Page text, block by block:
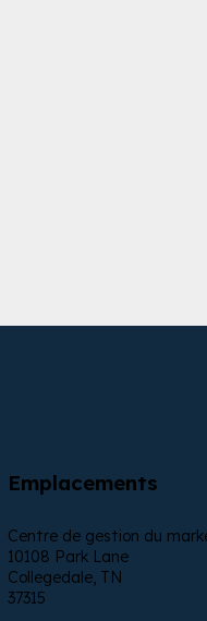
Emplacements
Centre de gestion du
10108 Park Lane
Collegedale, TN
37315